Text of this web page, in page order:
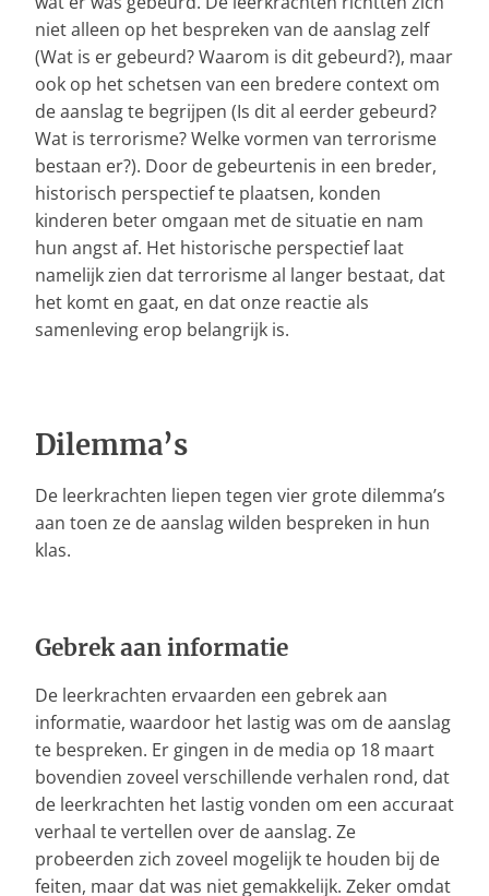
niet alleen op het bespreken van de aanslag zelf
(Wat is er gebeurd? Waarom is dit gebeurd?), maar
ook op het schetsen van een bredere context om
de aanslag te begrijpen (Is dit al eerder gebeurd?
Wat is terrorisme? Welke vormen van terrorisme
bestaan er?). Door de gebeurtenis in een breder,
historisch perspectief te plaatsen, konden
kinderen beter omgaan met de situatie en nam
hun angst af. Het historische perspectief laat
namelijk zien dat terrorisme al langer bestaat, dat
het komt en gaat, en dat onze reactie als
samenleving erop belangrijk is.
Dilemma’s
De leerkrachten liepen tegen vier grote dilemma’s
aan toen ze de aanslag wilden bespreken in hun
klas.
Gebrek aan informatie
De leerkrachten ervaarden een gebrek aan
informatie, waardoor het lastig was om de aanslag
te bespreken. Er gingen in de media op 18 maart
bovendien zoveel verschillende verhalen rond, dat
de leerkrachten het lastig vonden om een accuraat
verhaal te vertellen over de aanslag. Ze
probeerden zich zoveel mogelijk te houden bij de
feiten, maar dat was niet gemakkelijk. Zeker omdat